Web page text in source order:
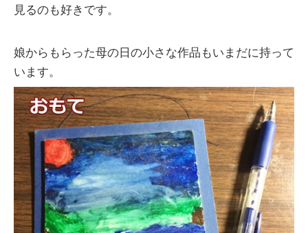
見るのも好きです。
娘からもらった母の日の小さな作品もいまだに持って
います。